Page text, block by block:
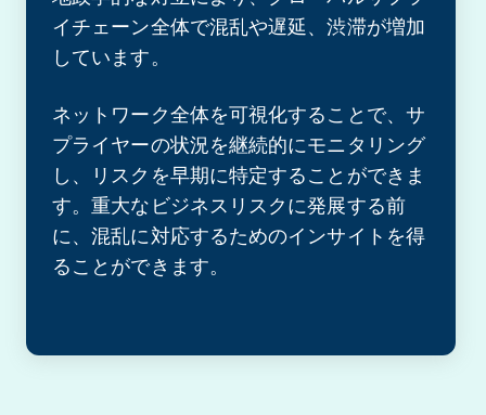
イチェーン全体で混乱や遅延、渋滞が増加
しています。
ネットワーク全体を可視化することで、サ
プライヤーの状況を継続的にモニタリング
し、リスクを早期に特定することができま
す。重大なビジネスリスクに発展する前
に、混乱に対応するためのインサイトを得
ることができます。